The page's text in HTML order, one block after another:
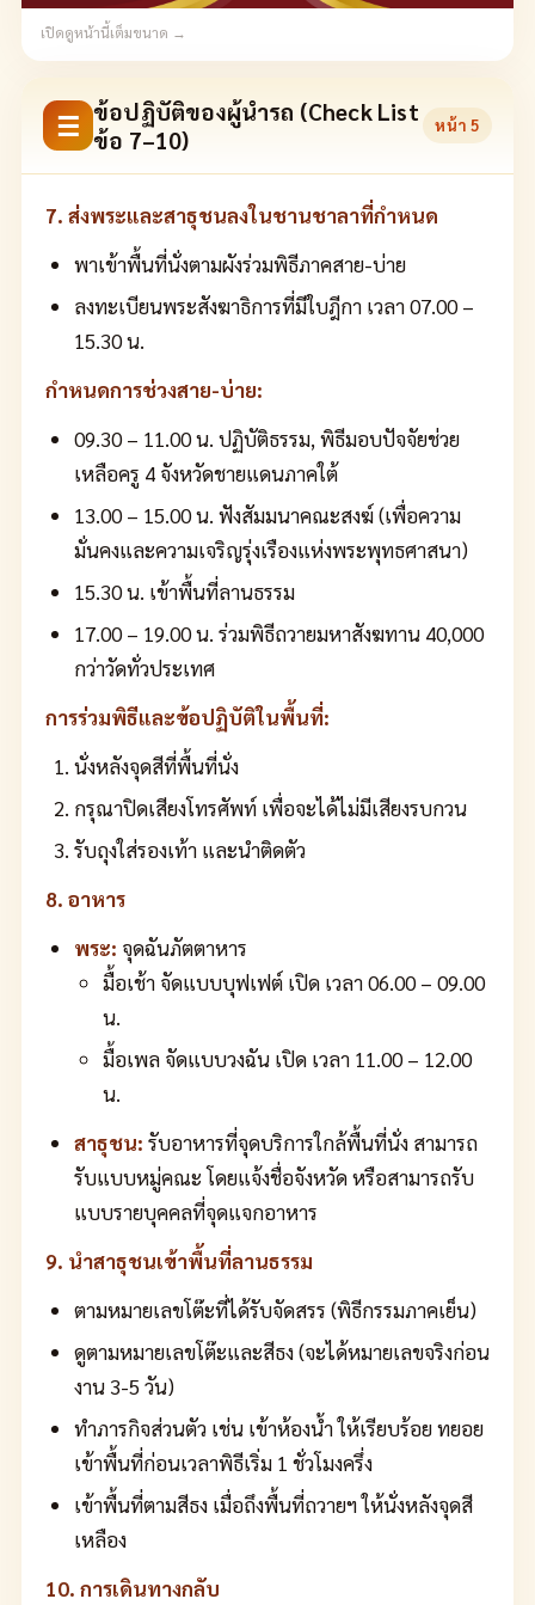
เปิดดูหน้านี้เต็มขนาด →
☰ ข้อปฏิบัติของผู้นำรถ (Check List
ข้อ 7–10)
หน้า5
7. ส่งพระและสาธุชนลงในชานชาลาที่กำหนด
พาเข้าพื้นที่นั่งตามผังร่วมพิธีภาคสาย-บ่าย
ลงทะเบียนพระสังฆาธิการที่มีใบฎีกา เวลา 07.00 –
15.30 น.
กำหนดการช่วงสาย-บ่าย:
09.30 – 11.00 น. ปฏิบัติธรรม, พิธีมอบปัจจัยช่วย
เหลือครู 4 จังหวัดชายแดนภาคใต้
13.00 – 15.00 น. ฟังสัมมนาคณะสงฆ์ (เพื่อความ
มั่นคงและความเจริญรุ่งเรืองแห่งพระพุทธศาสนา)
15.30 น. เข้าพื้นที่ลานธรรม
17.00 – 19.00 น. ร่วมพิธีถวายมหาสังฆทาน 40,000
กว่าวัดทั่วประเทศ
การร่วมพิธีและข้อปฏิบัติในพื้นที่:
นั่งหลังจุดสีที่พื้นที่นั่ง
กรุณาปิดเสียงโทรศัพท์ เพื่อจะได้ไม่มีเสียงรบกวน
รับถุงใส่รองเท้า และนำติดตัว
8. อาหาร
พระ: จุดฉันภัตตาหาร
มื้อเช้า จัดแบบบุฟเฟต์ เปิด เวลา 06.00 – 09.00
น.
มื้อเพล จัดแบบวงฉัน เปิด เวลา 11.00 – 12.00
น.
สาธุชน: รับอาหารที่จุดบริการใกล้พื้นที่นั่ง สามารถ
รับแบบหมู่คณะ โดยแจ้งชื่อจังหวัด หรือสามารถรับ
แบบรายบุคคลที่จุดแจกอาหาร
9. นำสาธุชนเข้าพื้นที่ลานธรรม
ตามหมายเลขโต๊ะที่ได้รับจัดสรร (พิธีกรรมภาคเย็น)
ดูตามหมายเลขโต๊ะและสีธง (จะได้หมายเลขจริงก่อน
งาน 3-5 วัน)
ทำภารกิจส่วนตัว เช่น เข้าห้องน้ำ ให้เรียบร้อย ทยอย
เข้าพื้นที่ก่อนเวลาพิธีเริ่ม 1 ชั่วโมงครึ่ง
เข้าพื้นที่ตามสีธง เมื่อถึงพื้นที่ถวายฯ ให้นั่งหลังจุดสี
เหลือง
10. การเดินทางกลับ